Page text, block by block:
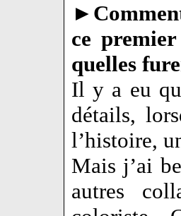
►
ce
quelles
Il y a eu
détails,
l’histoire,
Mais j’ai
autres